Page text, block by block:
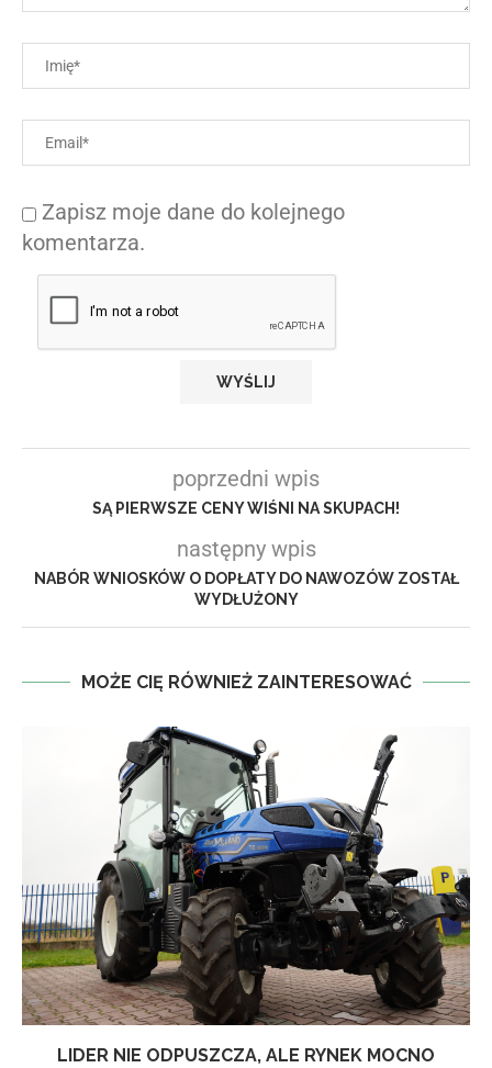
Zapisz moje dane do kolejnego
komentarza.
poprzedni wpis
SĄ PIERWSZE CENY WIŚNI NA SKUPACH!
następny wpis
NABÓR WNIOSKÓW O DOPŁATY DO NAWOZÓW ZOSTAŁ
WYDŁUŻONY
MOŻE CIĘ RÓWNIEŻ ZAINTERESOWAĆ
LIDER NIE ODPUSZCZA, ALE RYNEK MOCNO